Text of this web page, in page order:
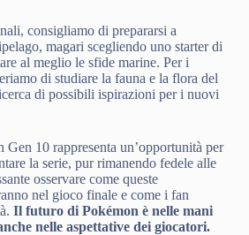
consigliamo di prepararsi a
magari scegliendo uno starter di
al meglio le sfide marine. Per i
di studiare la fauna e la flora del
di possibili ispirazioni per i nuovi
10 rappresenta un’opportunità per
la serie, pur rimanendo fedele alle
osservare come queste
nel gioco finale e come i fan
Il futuro di Pokémon è nelle mani
nelle aspettative dei giocatori.